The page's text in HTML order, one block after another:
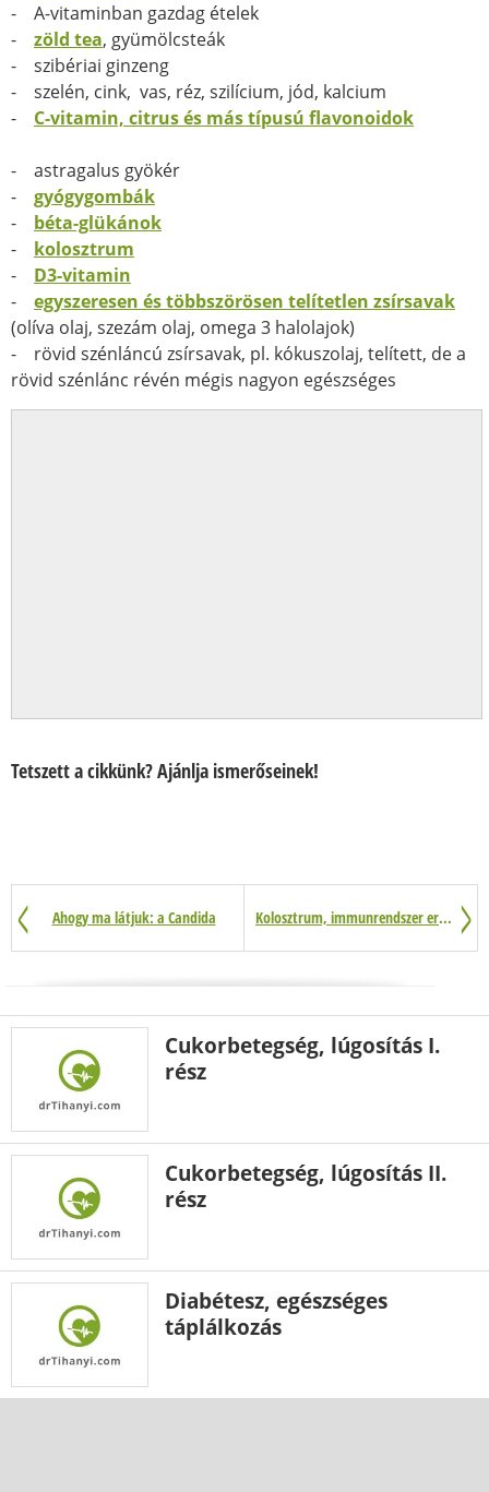
- A-vitaminban gazdag ételek
- zöld tea, gyümölcsteák
- szibériai ginzeng
- szelén, cink, vas, réz, szilícium, jód, kalcium
- C-vitamin, citrus és más típusú flavonoidok
- astragalus gyökér
- gyógygombák
- béta-glükánok
- kolosztrum
- D3-vitamin
- egyszeresen és többszörösen telítetlen zsírsavak
(olíva olaj, szezám olaj, omega 3 halolajok)
- rövid szénláncú zsírsavak, pl. kókuszolaj, telített, de a
rövid szénlánc révén mégis nagyon egészséges
Tetszett a cikkünk? Ajánlja ismerőseinek!
Ahogy ma látjuk: a Candida Kolosztrum, immunrendszer erősítés
Cukorbetegség, lúgosítás I.
rész
Cukorbetegség, lúgosítás II.
rész
Diabétesz, egészséges
táplálkozás